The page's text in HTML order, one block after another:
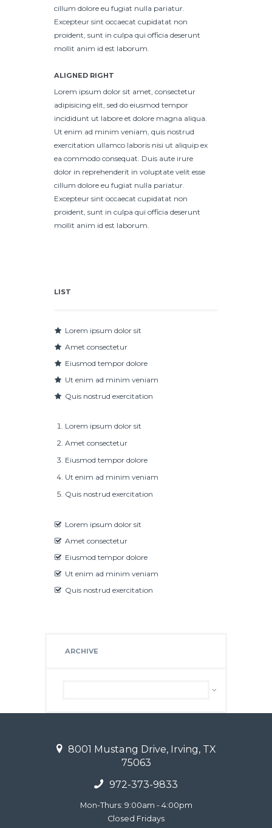
cillum dolore eu fugiat nulla pariatur.
Excepteur sint occaecat cupidatat non
proident, sunt in culpa qui officia deserunt
mollit anim id est laborum.
ALIGNED RIGHT
Lorem ipsum dolor sit amet, consectetur
adipisicing elit, sed do eiusmod tempor
incididunt ut labore et dolore magna aliqua.
Ut enim ad minim veniam, quis nostrud
exercitation ullamco laboris nisi ut aliquip ex
ea commodo consequat. Duis aute irure
dolor in reprehenderit in voluptate velit esse
cillum dolore eu fugiat nulla pariatur.
Excepteur sint occaecat cupidatat non
proident, sunt in culpa qui officia deserunt
mollit anim id est laborum.
LIST
Lorem ipsum dolor sit
Amet consectetur
Eiusmod tempor dolore
Ut enim ad minim veniam
Quis nostrud exercitation
Lorem ipsum dolor sit
Amet consectetur
Eiusmod tempor dolore
Ut enim ad minim veniam
Quis nostrud exercitation
Lorem ipsum dolor sit
Amet consectetur
Eiusmod tempor dolore
Ut enim ad minim veniam
Quis nostrud exercitation
ARCHIVE
8001 Mustang Drive, Irving, TX
75063
972-373-9833
Mon-Thurs: 9:00am - 4:00pm
Closed Fridays